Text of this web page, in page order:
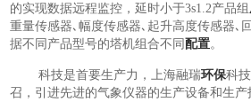
的实现数据远程监控，延时小于3s1.2产品组
重量传感器､幅度传感器､起升高度传感器､
据不同产品型号的塔机组合不同配置。
科技是首要生产力，上海融瑞环保科
召，引进先进的气象仪器的生产设备和生